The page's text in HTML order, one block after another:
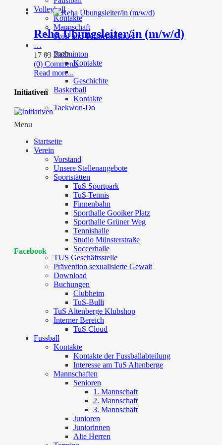
Volleyball
Kontakte
Mannschaft
Spiel und Turnierkalender
…
Badminton
Kontakte
Geschichte
Basketball
Kontakte
Taekwon-Do
Menu
Startseite
Verein
Vorstand
Unsere Stellenangebote
Sportstätten
TuS Sportpark
TuS Tennis
Finnenbahn
Sporthalle Gooiker Platz
Sporthalle Grüner Weg
Tennishalle
Studio Münsterstraße
Soccerhalle
TUS Geschäftsstelle
Prävention sexualisierte Gewalt
Download
Buchungen
Clubheim
TuS-Bulli
TuS Altenberge Klubshop
Interner Bereich
TuS Cloud
Fussball
Kontakte
Kontakte der Fussballabteilung
Interesse am TuS Altenberge
Mannschaften
Senioren
1. Mannschaft
2. Mannschaft
3. Mannschaft
Junioren
Juniorinnen
Alte Herren
Reha Übungsleiter/in (m/w/d)
17 03 2022
(0) Comments
Read more...
Initiativen
Facebook